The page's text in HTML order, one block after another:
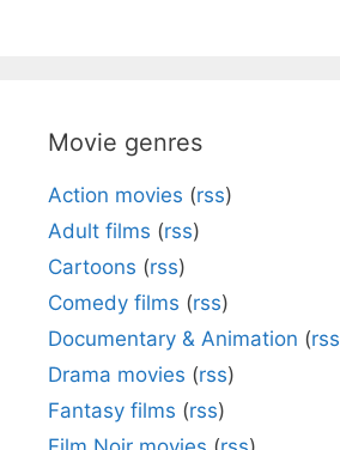
Movie genres
Action movies (rss)
Adult films (rss)
Cartoons (rss)
Comedy films (rss)
Documentary & Animation (rss
Drama movies (rss)
Fantasy films (rss)